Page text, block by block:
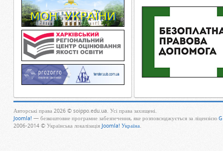
Авторські права 2026 © soippo.edu.ua. Усі права захищені.
Joomla! — безкоштовне програмне забезпечення, яке розповсюджується за ліцензією
2006-2014 © Українська локалізація Joomla! Україна.